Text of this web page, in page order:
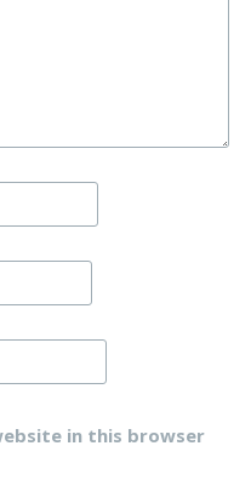
in this browser